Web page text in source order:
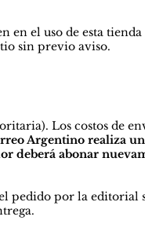
en el uso de esta
sin previo aviso.
Los costos de
Argentino realiza
deberá abonar
pedido por la editorial